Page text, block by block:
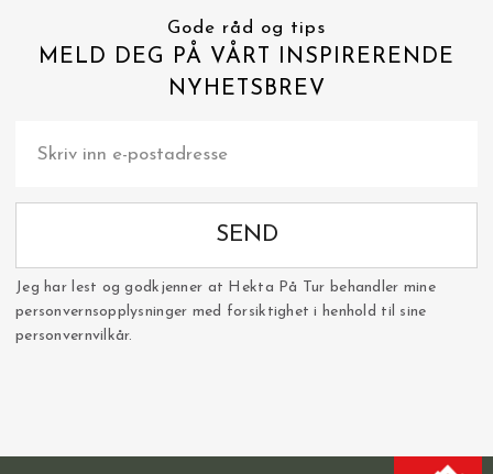
Gode råd og tips
MELD DEG PÅ VÅRT INSPIRERENDE
NYHETSBREV
SEND
Jeg har lest og godkjenner at Hekta På Tur behandler mine
personvernsopplysninger med forsiktighet i henhold til sine
personvernvilkår.